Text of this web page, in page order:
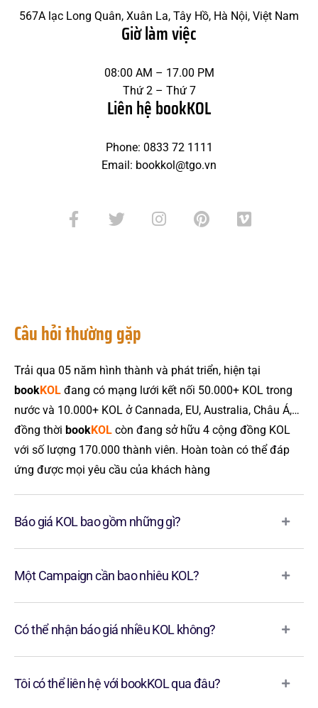
567A lạc Long Quân, Xuân La, Tây Hồ, Hà Nội, Việt Nam
Giờ làm việc
08:00 AM – 17.00 PM
Thứ 2 – Thứ 7
Liên hệ bookKOL
Phone: 0833 72 1111
Email: bookkol@tgo.vn
Câu hỏi thường gặp
Trải qua 05 năm hình thành và phát triển, hiện tại
bookKOL đang có mạng lưới kết nối 50.000+ KOL trong
nước và 10.000+ KOL ở Cannada, EU, Australia, Châu Á,…
đồng thời bookKOL còn đang sở hữu 4 cộng đồng KOL
với số lượng 170.000 thành viên. Hoàn toàn có thể đáp
ứng được mọi yêu cầu của khách hàng
Báo giá KOL bao gồm những gì?
Một Campaign cần bao nhiêu KOL?
Có thể nhận báo giá nhiều KOL không?
Tôi có thể liên hệ với bookKOL qua đâu?